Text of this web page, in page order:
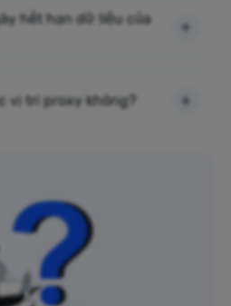
hết hạn dữ liệu của
vị trí proxy không?